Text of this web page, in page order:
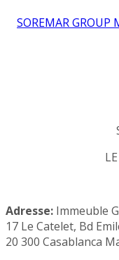
Adresse: Immeuble
17 Le Catelet, Bd
20 300 Casablanca